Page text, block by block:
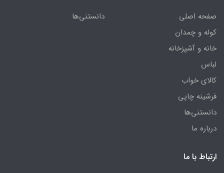
صفحه اصلی
کوله و چمدان
خانه و آشپزخانه
لباس
کالای خواب
فرشینه چاپی
دانستنی‌ها
درباره ما
دانستنی‌ها
ارتباط با ما